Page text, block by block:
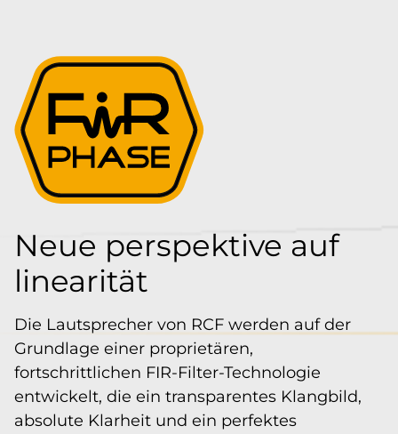
Neue perspektive auf
linearität
Die Lautsprecher von RCF werden auf der
Grundlage einer proprietären,
fortschrittlichen FIR-Filter-Technologie
entwickelt, die ein transparentes Klangbild,
absolute Klarheit und ein perfektes